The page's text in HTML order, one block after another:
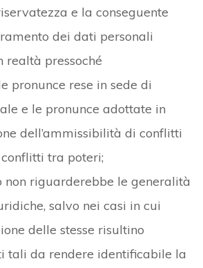
e la conseguente
dei dati personali
realtà pressoché
pronunce rese in sede di
e le pronunce adottate in
dell’ammissibilità di conflitti
tra poteri;
non riguarderebbe le generalità
salvo nei casi in cui
delle stesse risultino
tali da rendere identificabile la